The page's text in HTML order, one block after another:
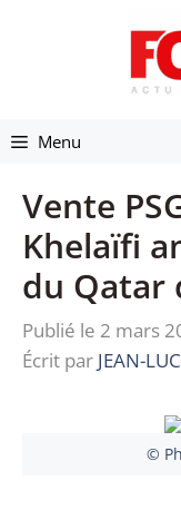
Menu
Vente
Khelaïfi
du Qatar
Publié le 2 mars
Écrit par JEAN-
©